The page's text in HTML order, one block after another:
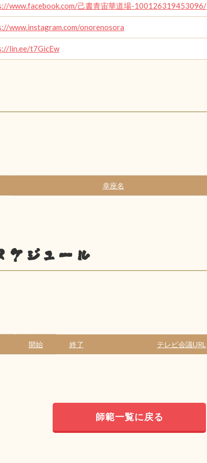
www.facebook.com/己書青宙華道場-100126319453096/
www.instagram.com/onorenosora
lin.ee/t7GicEw
幸座名
ケジュール
開始 終了 テレビ会議URL
師範一覧に戻る